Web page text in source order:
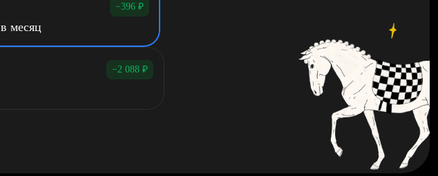
−396 ₽
в месяц
−2 088 ₽